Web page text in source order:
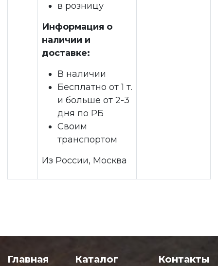
в розницу
Информация о
наличии и
доставке:
В наличии
Бесплатно от 1 т.
и больше от 2-3
дня по РБ
Своим
транспортом
Из России, Москва
Главная Каталог Контакты